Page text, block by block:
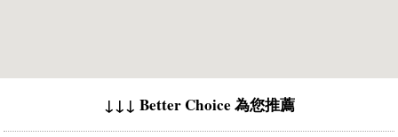
↓↓↓ Better Choice 為您推薦